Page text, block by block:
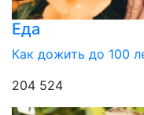
Еда
Как дожить до 100
204 524